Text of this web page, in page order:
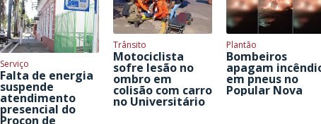
Serviço
Falta de energia
suspende
atendimento
presencial do
Procon de
Trânsito
Motociclista
sofre lesão no
ombro em
colisão com carro
no Universitário
Plantão
Bombeiros
apagam
em pneus no
Popular Nova